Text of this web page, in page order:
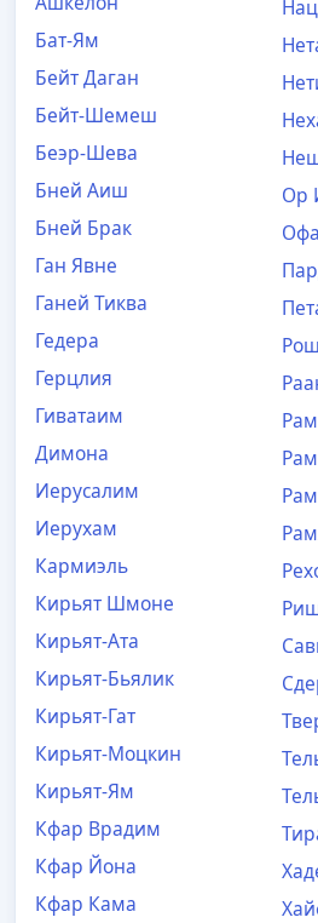
Бат-Ям
Бейт Даган
Бейт-Шемеш
Беэр-Шева
Бней Аиш
Бней Брак
Ган Явне
Ганей Тиква
Гедера
Герцлия
Гиватаим
Димона
Иерусалим
Иерухам
Кармиэль
Кирьят Шмоне
Кирьят-Ата
Кирьят-Бьялик
Кирьят-Гат
Кирьят-Моцкин
Кирьят-Ям
Кфар Врадим
Кфар Йона
Кфар Кама
Ор